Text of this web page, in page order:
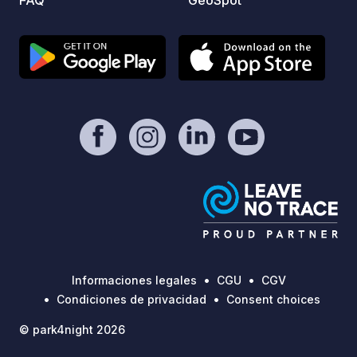
Informaciones legales CGU
CGV
Condiciones de privacidad
Consent choices
© park4night 2026